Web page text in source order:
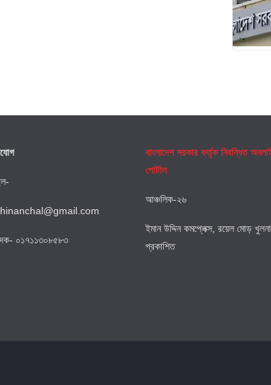
০১৭১১৩০৮৫৮৩
বাংলাদেশ সরকার কর্তৃক নিবন্ধিত
পোর্টাল
আঞ্চলিক-২৬
ইমান উদ্দিন কমপ্লেক্স, রয়েল মোড়
প্রকাশিত